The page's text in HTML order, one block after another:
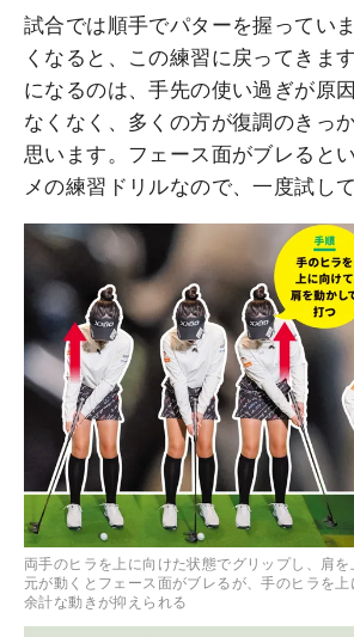
試合では順手でパターを握ってい
くなると、この練習に戻ってきま
になるのは、手先の使い過ぎが原
なくなく、多くの方が復調のきっ
思います。フェース面がブレると
メの練習ドリルなので、一度試し
両手のヒラを上に向けた状態でグリップし、肩
元が動くとフェース面がブレるが、手のヒラを
余計な動きが抑えられる